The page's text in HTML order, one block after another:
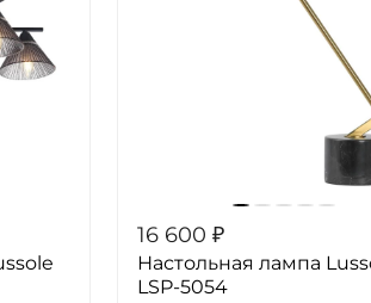
16 600 ₽
Настольная лампа
LSP-5054